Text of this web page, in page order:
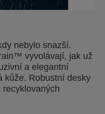
nebylo snazší.
vyvolávají, jak už
a elegantní
kůže. Robustní desky
trvanlivost